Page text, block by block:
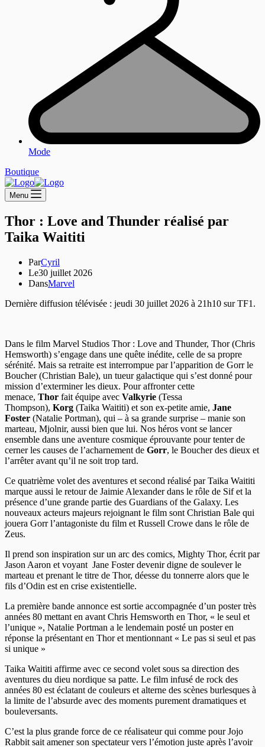
Mode
Boutique
Menu
Thor : Love and Thunder réalisé par
Taika Waititi
ParCyril
Le30 juillet 2026
DansMarvel
Dernière diffusion télévisée : jeudi 30 juillet 2026 à 21h10 sur TF1.
Dans le film Marvel Studios Thor : Love and Thunder, Thor (Chris
Hemsworth) s’engage dans une quête inédite, celle de sa propre
sérénité. Mais sa retraite est interrompue par l’apparition de Gorr le
Boucher (Christian Bale), un tueur galactique qui s’est donné pour
mission d’exterminer les dieux. Pour affronter cette
menace, Thor fait équipe avec Valkyrie (Tessa
Thompson), Korg (Taika Waititi) et son ex-petite amie, Jane
Foster (Natalie Portman), qui – à sa grande surprise – manie son
marteau, Mjolnir, aussi bien que lui. Nos héros vont se lancer
ensemble dans une aventure cosmique éprouvante pour tenter de
cerner les causes de l’acharnement de Gorr, le Boucher des dieux et
l’arrêter avant qu’il ne soit trop tard.
Ce quatrième volet des aventures et second réalisé par Taika Waititi
marque aussi le retour de Jaimie Alexander dans le rôle de Sif et la
présence d’une grande partie des Guardians of the Galaxy. Les
nouveaux acteurs majeurs rejoignant le film sont Christian Bale qui
jouera Gorr l’antagoniste du film et Russell Crowe dans le rôle de
Zeus.
Il prend son inspiration sur un arc des comics, Mighty Thor, écrit par
Jason Aaron et voyant Jane Foster devenir digne de soulever le
marteau et prenant le titre de Thor, déesse du tonnerre alors que le
fils d’Odin est en crise existentielle.
La première bande annonce est sortie accompagnée d’un poster très
années 80 mettant en avant Chris Hemsworth en Thor, « le seul et
l’unique », Natalie Portman a le lendemain posté un poster en
réponse la présentant en Thor et mentionnant « Le pas si seul et pas
si unique »
Taika Waititi affirme avec ce second volet sous sa direction des
aventures du dieu nordique sa patte. Le film infusé de rock des
années 80 est éclatant de couleurs et alterne des scènes burlesques à
la limite de l’absurde avec des moments purement dramatiques et
bouleversants.
C’est la plus grande force de ce réalisateur qui comme pour Jojo
Rabbit sait amener son spectateur vers l’émotion juste après l’avoir